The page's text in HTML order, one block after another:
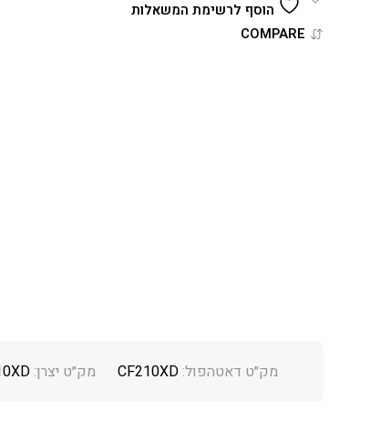
הוסף לרשימת המשאלות
COMPARE
מק״ט דאטהפול: CF210XD מק״ט יצרן: